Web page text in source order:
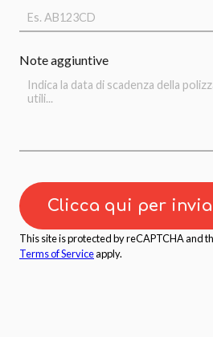
Note aggiuntive
Clicca qui per
This site is protected by reCAPTCHA and
Terms of Serviceapply.